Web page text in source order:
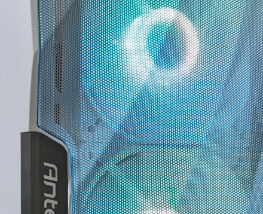
終わるのではなく、背面
USBポートごとの内部仕様
まで確認したうえで、原因
の切り分けを非常に詳しく
案内していただきました。
具体的には、正常に動作し
ているUSBポートが
ASMedia製チップ経由であ
ること、症状が出ている
10Gbps対応ポートがAMD
CPU側のUSBコントローラ
ーに接続されている可能性
があることなど、マザーボ
ードの仕様やUSBコントロ
ーラーの違いまで踏み込ん
で説明していただきまし
いましたが、種類はそこそ
こありパーツも分かりやす
く写真と説明があって選び
やすいです。目移りしない
ので買うつもりのないもの
まで買ってしまう現象もお
きません。組立履歴から実
際の数値が見られるので、
この組み合わせでも大丈夫
かなと思ったらそちらから
探してみるのもいいかもし
れません。
梱包は丁寧でPCには傷や汚
れは一切ありません。ネッ
ト回線があればすぐに使用
できたのでゲームにログイ
ンできて助かりました。